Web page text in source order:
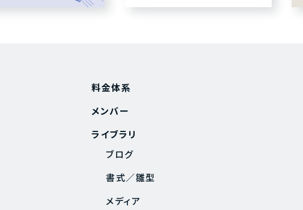
料金体系
メンバー
ライブラリ
ブログ
書式／雛型
メディア